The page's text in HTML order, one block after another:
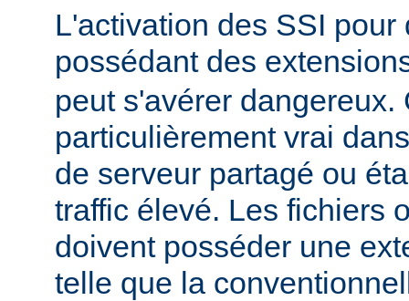
L'activation des SSI pour
possédant des
peut s'avérer dangereux.
particulièrement vrai
de serveur partagé ou
traffic élevé. Les fichiers
doivent posséder une
telle que la